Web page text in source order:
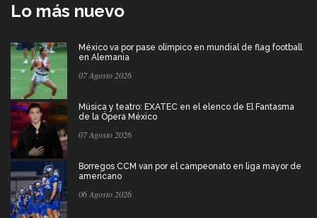
Lo más nuevo
México va por pase olímpico en mundial de flag football
en Alemania
07 Agosto 2026
Música y teatro: EXATEC en el elenco de El Fantasma
de la Ópera México
07 Agosto 2026
Borregos CCM van por el campeonato en liga mayor de
americano
06 Agosto 2026